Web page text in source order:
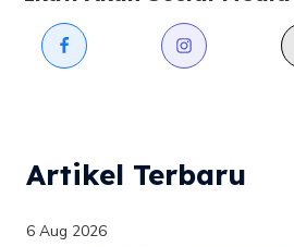
Artikel Terbaru
6 Aug 2026